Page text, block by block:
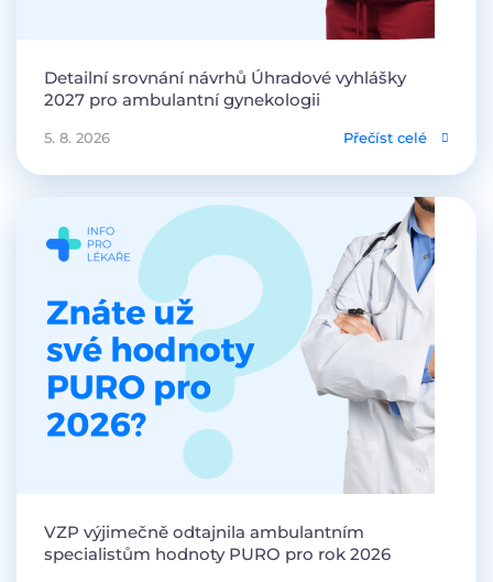
Detailní srovnání návrhů Úhradové vyhlášky
2027 pro ambulantní gynekologii
5. 8. 2026 Přečíst celé
VZP výjimečně odtajnila ambulantním
specialistům hodnoty PURO pro rok 2026